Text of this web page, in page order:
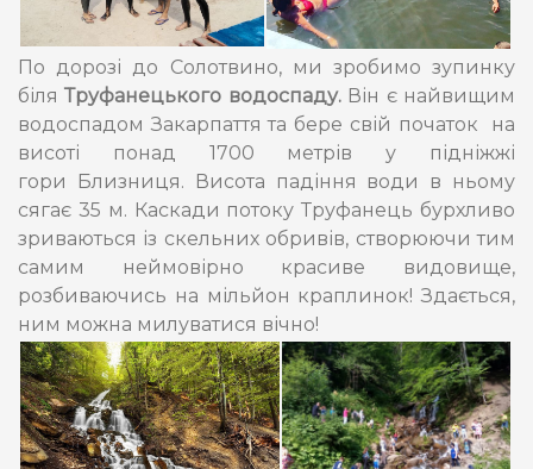
По дорозі до Солотвино, ми зробимо зупинку
біляТруфанецького водоспаду.Він є найвищим
водоспадом Закарпаття та бере свій початок на
висоті понад 1700 метрів у підніжжі
гори Близниця. Висота падіння води в ньому
сягає 35 м. Каскади потоку Труфанець бурхливо
зриваються із скельних обривів, створюючи тим
самим неймовірно красиве видовище,
розбиваючись на мільйон краплинок! Здається,
ним можна милуватися вічно!